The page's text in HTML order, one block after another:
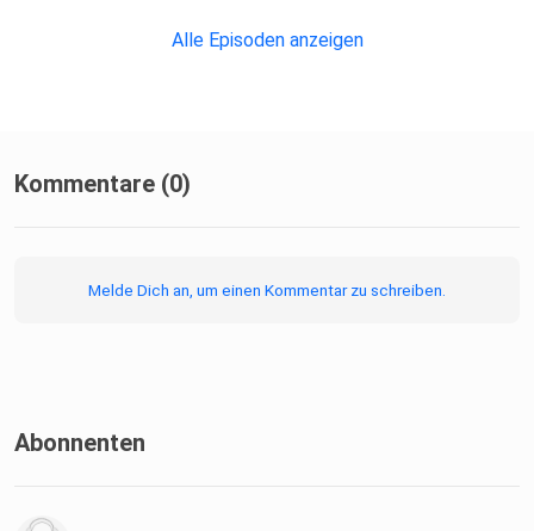
Alle Episoden anzeigen
Kommentare (0)
Melde Dich an, um einen Kommentar zu schreiben.
Abonnenten